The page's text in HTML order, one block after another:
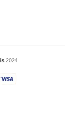
2024